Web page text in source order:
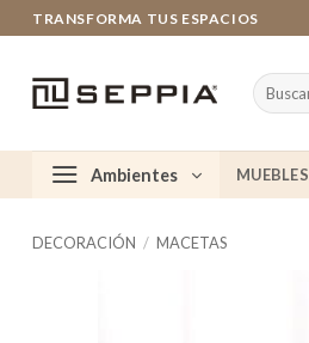
Saltar
al
contenido
TRANSFORMA TUS ESPACIOS
Buscar
por:
Ambientes MUEBLES
DECORACIÓN / MACETAS